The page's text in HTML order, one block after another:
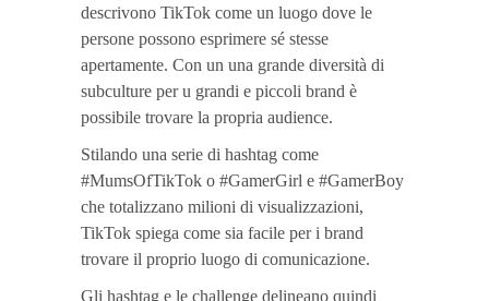
descrivono TikTok come un luogo dove le
persone possono esprimere sé stesse
apertamente. Con un una grande diversità di
subculture per u grandi e piccoli brand è
possibile trovare la propria audience.
Stilando una serie di hashtag come
#MumsOfTikTok o #GamerGirl e #GamerBoy
che totalizzano milioni di visualizzazioni,
TikTok spiega come sia facile per i brand
trovare il proprio luogo di comunicazione.
Gli hashtag e le challenge delineano quindi